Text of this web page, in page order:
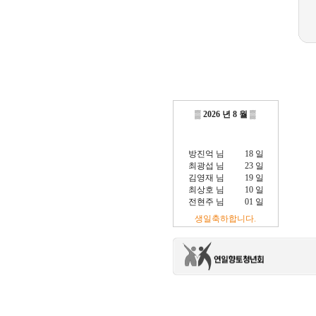
▒ 2026 년 8 월 ▒
방진억 님
18 일
최광섭 님
23 일
김영재 님
19 일
최상호 님
10 일
전현주 님
01 일
정충교 님
17 일
생일축하합니다.